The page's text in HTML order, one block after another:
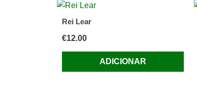
Rei Lear
€12.00
ADICIONAR